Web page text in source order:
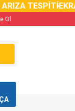
TESPİTİ
Ol